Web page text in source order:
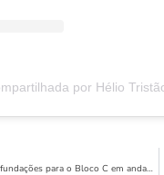
por Hélio
Grupo13 e Grupo 15 com suas fundações para o Bloco C em andamento.